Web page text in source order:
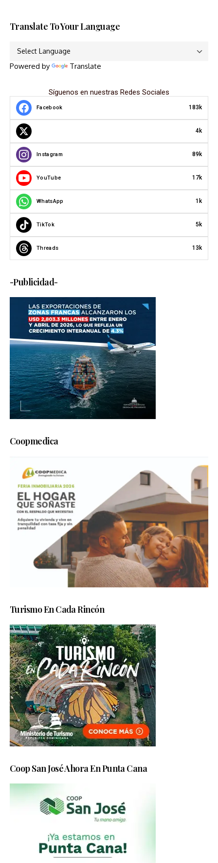
Translate To Your Language
Powered by Translate
Síguenos en nuestras Redes Sociales
Facebook 183k
4k
Instagram 89k
YouTube 17k
WhatsApp 1k
TikTok 5k
Threads 13k
-Publicidad-
Coopmedica
Turismo En Cada Rincón
Coop San José Ahora En Punta Cana